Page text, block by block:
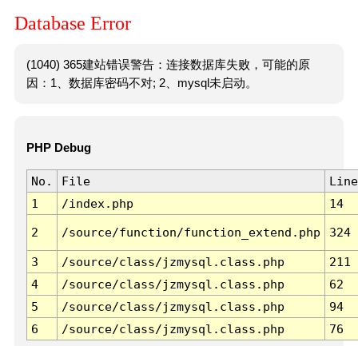
Database Error
(1040) 365建站错误警告：连接数据库失败，可能的原
因：1、数据库密码不对; 2、mysql未启动。
PHP Debug
No. File
Line
1
/index.php 14
2 /source/function/function_extend.php 324
3 /source/class/jzmysql.class.php
211
4
/source/class/jzmysql.class.php
62
5
/source/class/jzmysql.class.php
94
6
/source/class/jzmysql.class.php 76